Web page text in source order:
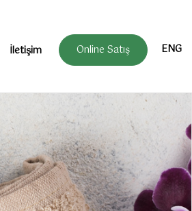
ENG
Online Satış
İletişim